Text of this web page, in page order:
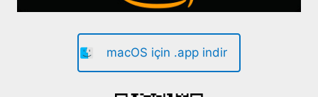
macOS için .app indir